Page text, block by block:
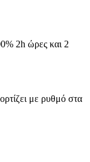
2h ώρες και 2
με ρυθμό στα